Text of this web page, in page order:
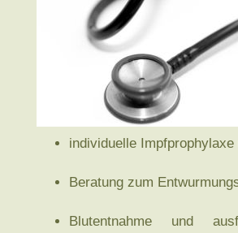
individuelle Impf­prophylaxe
Beratung zum
Blutentnahme und